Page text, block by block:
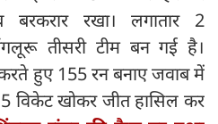
रखा। लगातार 2
तीसरी टीम बन गई है।
हुए 155 रन बनाए जवाब में
विकेट खोकर जीत हासिल कर